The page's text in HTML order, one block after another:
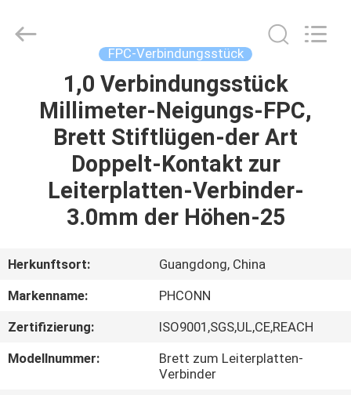
PRODUKTE
ÜBER
FABRIK-
AUSFLUG
QUALITÄTSKONTROLLE
FPC-Verbindungsstück
1,0 Verbindungsstück
Millimeter-Neigungs-FPC,
Brett Stiftlügen-der Art
Doppelt-Kontakt zur
Leiterplatten-Verbinder-
3.0mm der Höhen-25
Herkunftsort:
Guangdong, China
Markenname:
PHCONN
Zertifizierung:
ISO9001,SGS,UL,CE,REACH
Modellnummer:
Brett zum Leiterplatten-
Verbinder